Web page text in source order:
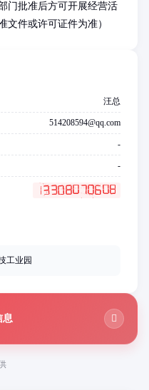
门批准后方可开展经营活
文件或许可证件为准）
汪总
514208594@qq.com
-
-
工业园
息